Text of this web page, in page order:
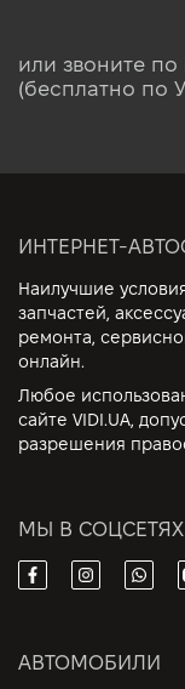
или звоните по
(бесплатно по
ИНТЕРНЕТ-
Наилучшие
запчастей,
ремонта,
онлайн.
Любое
сайте VIDI.UA,
разрешения
МЫ В СОЦСЕТЯХ
АВТОМОБИЛИ